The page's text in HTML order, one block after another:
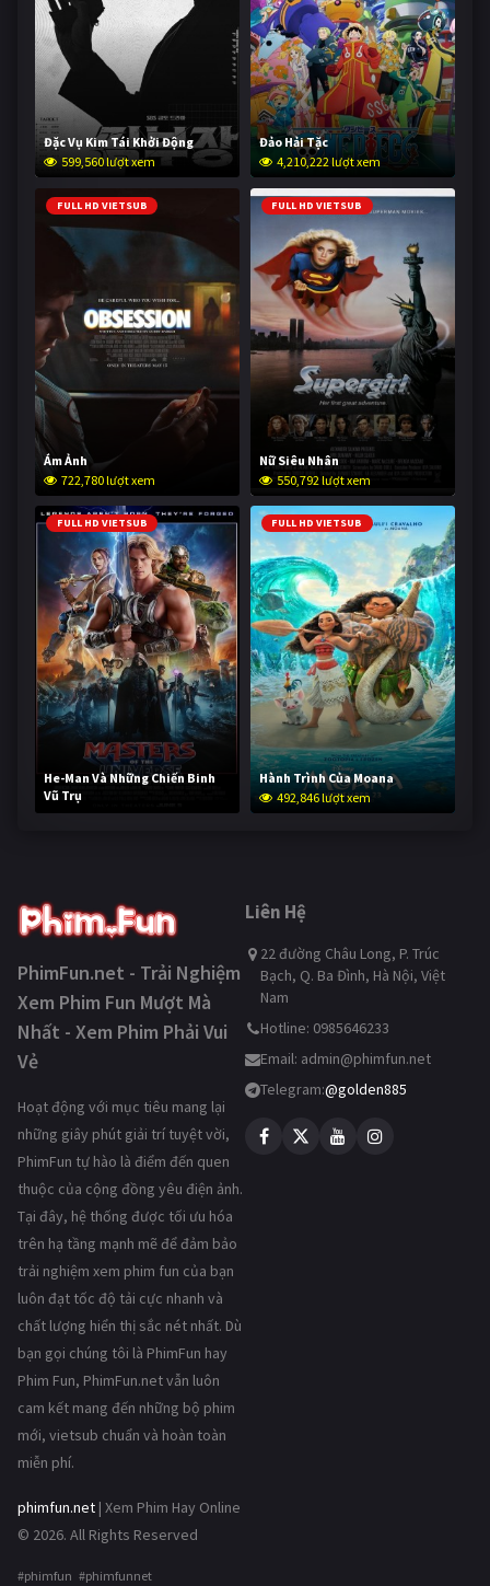
Đặc Vụ Kim Tái Khởi Động
599,560 lượt xem
Đảo Hải Tặc
4,210,222 lượt xem
FULL HD VIETSUB
Ám Ảnh
722,780 lượt xem
FULL HD VIETSUB
Nữ Siêu Nhân
550,792 lượt xem
FULL HD VIETSUB
He-Man Và Những Chiến Binh
Vũ Trụ
241,783 lượt xem
FULL HD VIETSUB
Hành Trình Của Moana
492,846 lượt xem
PhimFun.net - Trải Nghiệm
Xem Phim Fun Mượt Mà
Nhất - Xem Phim Phải Vui
Vẻ
Hoạt động với mục tiêu mang lại
những giây phút giải trí tuyệt vời,
PhimFun tự hào là điểm đến quen
thuộc của cộng đồng yêu điện ảnh.
Tại đây, hệ thống được tối ưu hóa
trên hạ tầng mạnh mẽ để đảm bảo
trải nghiệm xem phim fun của bạn
luôn đạt tốc độ tải cực nhanh và
chất lượng hiển thị sắc nét nhất. Dù
bạn gọi chúng tôi là PhimFun hay
Phim Fun, PhimFun.net vẫn luôn
cam kết mang đến những bộ phim
mới, vietsub chuẩn và hoàn toàn
miễn phí.
phimfun.net | Xem Phim Hay Online
© 2026. All Rights Reserved
#phimfun #phimfunnet
Liên Hệ
22 đường Châu Long, P. Trúc
Bạch, Q. Ba Đình, Hà Nội, Việt
Nam
Hotline: 0985646233
Email: admin@phimfun.net
Telegram:@golden885